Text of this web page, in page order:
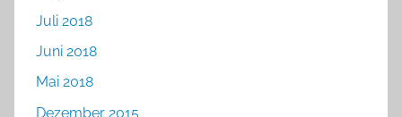
Juli 2018
Juni 2018
Mai 2018
Dezember 2015